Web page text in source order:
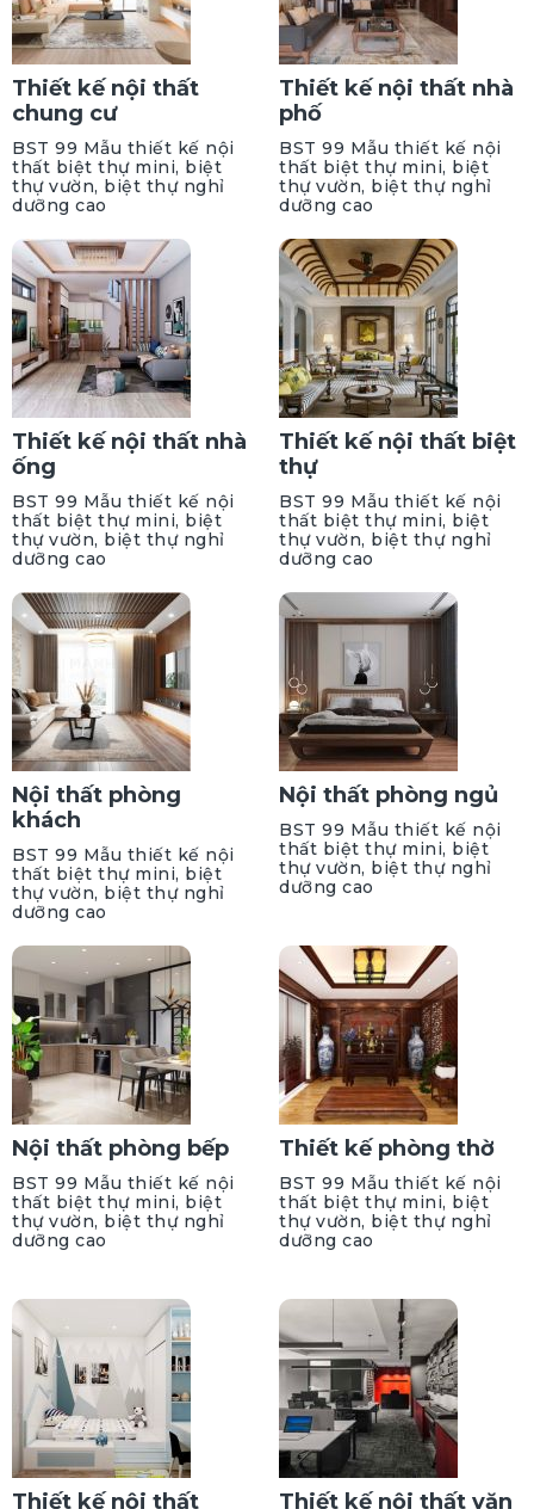
Thiết kế nội thất
chung cư
BST 99 Mẫu thiết kế nội
thất biệt thự mini, biệt
thự vườn, biệt thự nghỉ
dưỡng cao
Thiết kế nội thất nhà
phố
BST 99 Mẫu thiết kế nội
thất biệt thự mini, biệt
thự vườn, biệt thự nghỉ
dưỡng cao
Thiết kế nội thất nhà
ống
BST 99 Mẫu thiết kế nội
thất biệt thự mini, biệt
thự vườn, biệt thự nghỉ
dưỡng cao
Thiết kế nội thất biệt
thự
BST 99 Mẫu thiết kế nội
thất biệt thự mini, biệt
thự vườn, biệt thự nghỉ
dưỡng cao
Nội thất phòng
khách
BST 99 Mẫu thiết kế nội
thất biệt thự mini, biệt
thự vườn, biệt thự nghỉ
dưỡng cao
Nội thất phòng ngủ
BST 99 Mẫu thiết kế nội
thất biệt thự mini, biệt
thự vườn, biệt thự nghỉ
dưỡng cao
Nội thất phòng bếp
BST 99 Mẫu thiết kế nội
thất biệt thự mini, biệt
thự vườn, biệt thự nghỉ
dưỡng cao
Thiết kế phòng thờ
BST 99 Mẫu thiết kế nội
thất biệt thự mini, biệt
thự vườn, biệt thự nghỉ
dưỡng cao
Thiết kế nội thất
Thiết kế nội thất văn